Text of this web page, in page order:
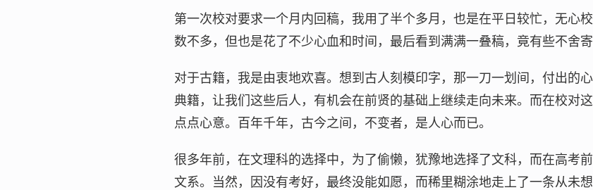
第一次校对要求一个月内回稿，我用了半个多月，也是在平日较忙，无心
数不多，但也是花了不少心血和时间，最后看到满满一叠稿，竟有些不舍寄
对于古籍，我是由衷地欢喜。想到古人刻模印字，那一刀一划间，付出的
典籍，让我们这些后人，有机会在前贤的基础上继续走向未来。而在校对
点点心意。百年千年，古今之间，不变者，是人心而已。
很多年前，在文理科的选择中，为了偷懒，犹豫地选择了文科，而在高考
文系。当然，因没有考好，最终没能如愿，而稀里糊涂地走上了一条从未